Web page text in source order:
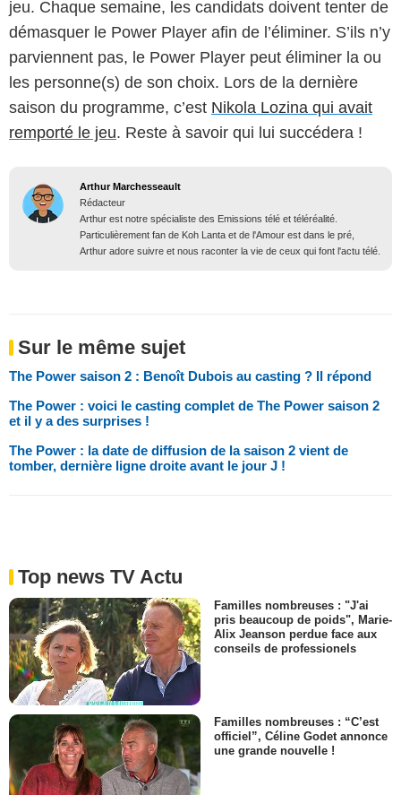
jeu. Chaque semaine, les candidats doivent tenter de
démasquer le Power Player afin de l’éliminer. S’ils n’y
parviennent pas, le Power Player peut éliminer la ou
les personne(s) de son choix. Lors de la dernière
saison du programme, c’est Nikola Lozina qui avait
remporté le jeu. Reste à savoir qui lui succédera !
Arthur Marchesseault
Rédacteur
Arthur est notre spécialiste des Emissions télé et téléréalité.
Particulièrement fan de Koh Lanta et de l'Amour est dans le pré,
Arthur adore suivre et nous raconter la vie de ceux qui font l'actu télé.
Sur le même sujet
The Power saison 2 : Benoît Dubois au casting ? Il répond
The Power : voici le casting complet de The Power saison 2
et il y a des surprises !
The Power : la date de diffusion de la saison 2 vient de
tomber, dernière ligne droite avant le jour J !
Top news TV Actu
Familles nombreuses : "J'ai
pris beaucoup de poids", Marie-
Alix Jeanson perdue face aux
conseils de professionels
Familles nombreuses : “C’est
officiel”, Céline Godet annonce
une grande nouvelle !